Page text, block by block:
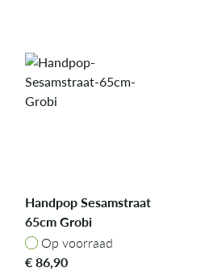
Handpop Sesamstraat
65cm Grobi
Op voorraad
Op voorraad
€86,90